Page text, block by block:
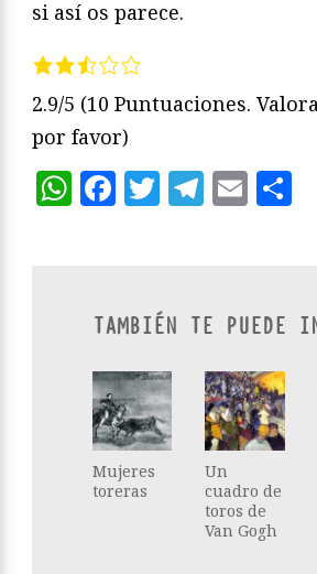
si así os parece.
2.9/5 (10 Puntuaciones.
por favor)
WhatsApp
Facebook
Twitter
TAMBIÉN TE PUEDE
Mujeres
toreras
Un
cuadro de
toros de
Van Gogh